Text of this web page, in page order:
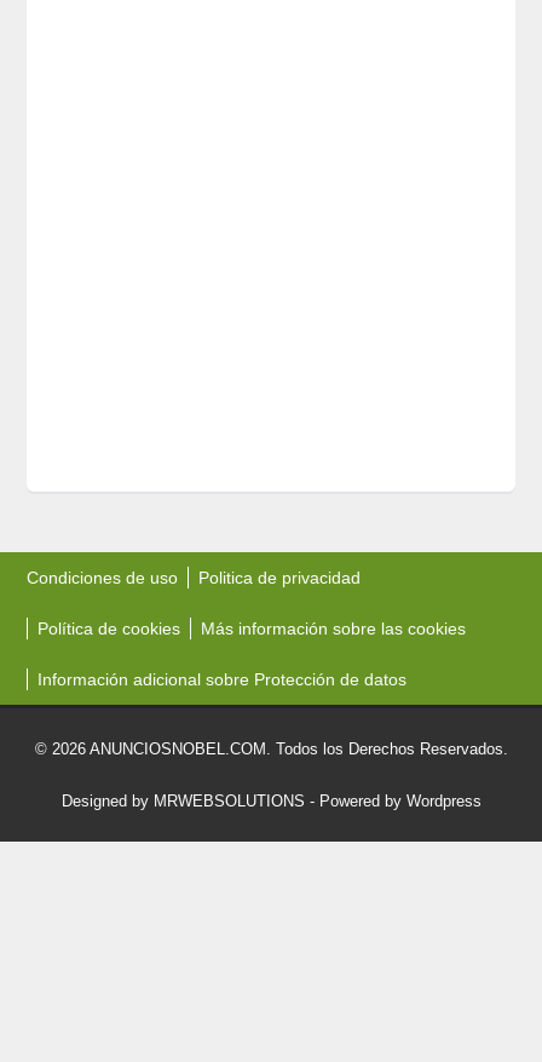
Condiciones de uso Politica de privacidad
Política de cookies Más información sobre las cookies
Información adicional sobre Protección de datos
© 2026 ANUNCIOSNOBEL.COM. Todos los Derechos Reservados.
Designed by MRWEBSOLUTIONS - Powered by Wordpress